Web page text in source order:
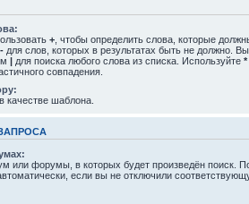
+ , чтобы определить слова, которые
- для слов, которых в результатах быть не должно.
| для поиска любого слова из списка. Используйте *
совпадения.
качестве шаблона.
или форумы, в которых будет произведён поиск.
если вы не отключили